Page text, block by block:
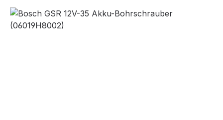
Bildergalerie überspringen